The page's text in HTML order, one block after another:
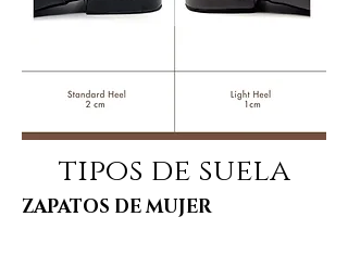
tipos de suela
ZAPATOS DE MUJER